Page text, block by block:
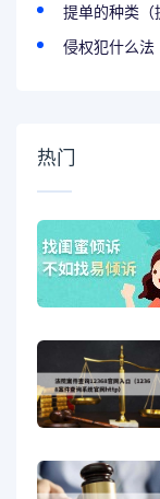
提单的种类（
侵权犯什么法
热门